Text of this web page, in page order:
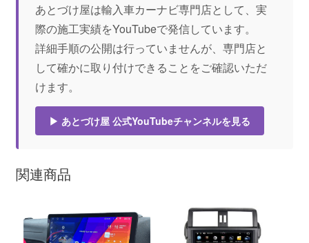
あとづけ屋は輸入車カーナビ専門店として、実
際の施工実績をYouTubeで発信しています。
詳細手順の公開は行っていませんが、専門店と
して確かに取り付けできることをご確認いただ
けます。
▶ あとづけ屋 公式YouTubeチャンネルを見る
関連商品